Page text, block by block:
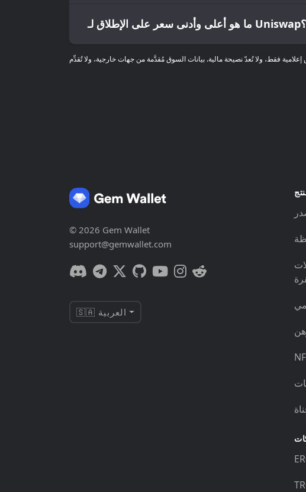
ما هو أعلى وأدنى سعر على الإطلاق لـ Uniswap؟
© 2026 Gem Wallet
support@gemwallet.com
🇸🇦 العربية